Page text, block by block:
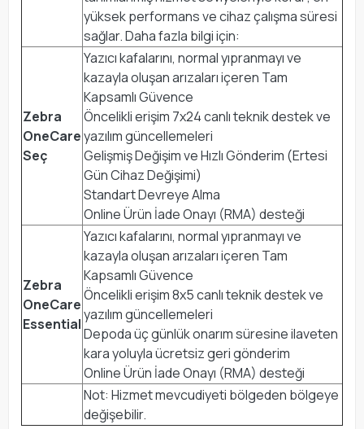
yüksek performans ve cihaz çalışma süresi
sağlar. Daha fazla bilgi için:
Zebra
OneCare
Seç
Yazıcı kafalarını, normal yıpranmayı ve
kazayla oluşan arızaları içeren Tam
Kapsamlı Güvence
Öncelikli erişim 7x24 canlı teknik destek ve
yazılım güncellemeleri
Gelişmiş Değişim ve Hızlı Gönderim (Ertesi
Gün Cihaz Değişimi)
Standart Devreye Alma
Online Ürün İade Onayı (RMA) desteği
Zebra
OneCare
Essential
Yazıcı kafalarını, normal yıpranmayı ve
kazayla oluşan arızaları içeren Tam
Kapsamlı Güvence
Öncelikli erişim 8x5 canlı teknik destek ve
yazılım güncellemeleri
Depoda üç günlük onarım süresine ilaveten
kara yoluyla ücretsiz geri gönderim
Online Ürün İade Onayı (RMA) desteği
Not: Hizmet mevcudiyeti bölgeden bölgeye
değişebilir.